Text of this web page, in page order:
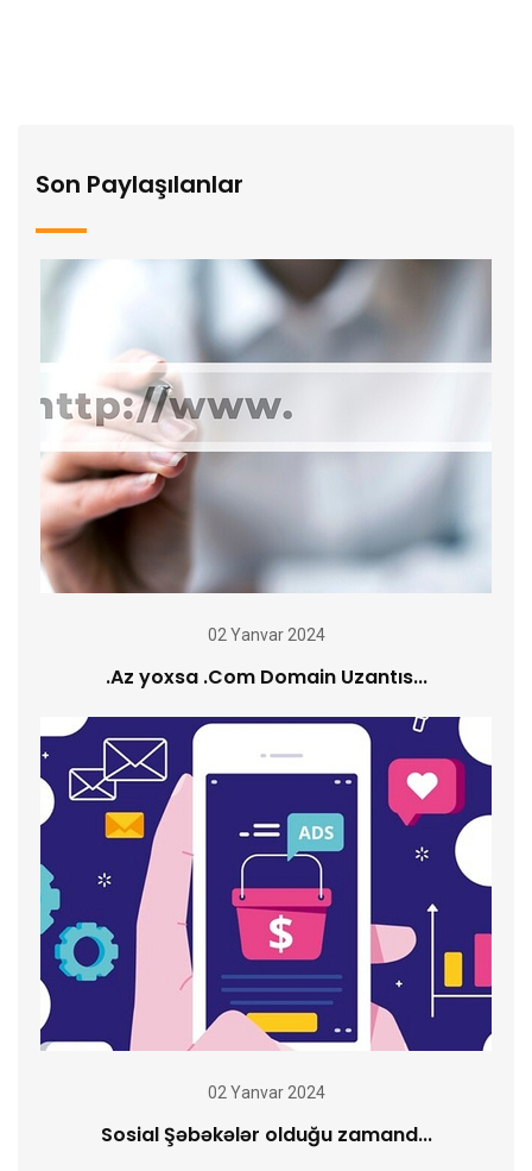
Son Paylaşılanlar
02 Yanvar 2024
.Az yoxsa .Com Domain Uzantıs...
02 Yanvar 2024
Sosial Şəbəkələr olduğu zamand...